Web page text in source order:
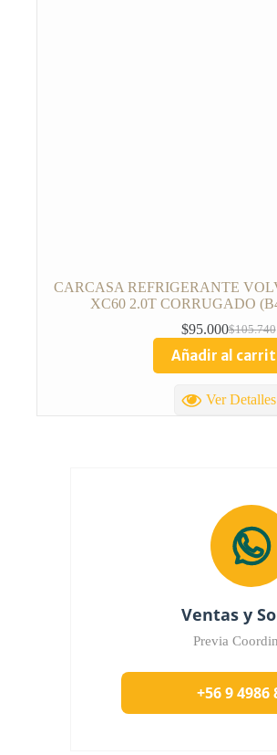
CARCASA REFRIGERANTE
XC60 2.0T CORRUGADO
$105.740
$95.000
Añadir al
Ver Detalles
Ventas y
Previa
+56 9 4986